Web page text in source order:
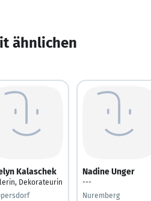
ähnlichen
Kalaschek
Dekorateurin
Nadine Unger
---
Nuremberg